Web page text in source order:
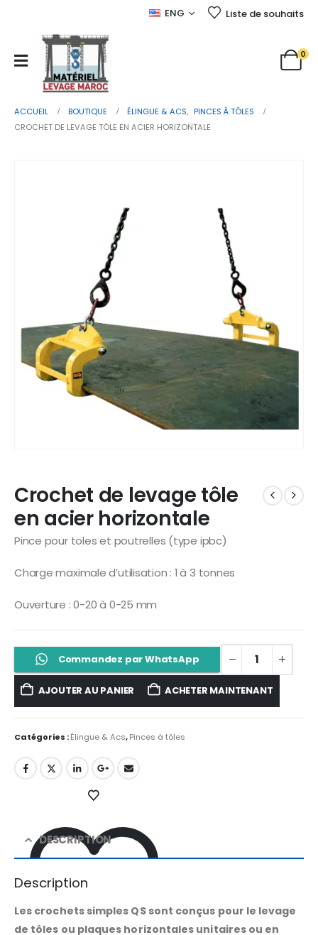
ENG Liste de souhaits
0
ACCUEIL BOUTIQUE ÉLINGUE & ACS, PINCES À TÔLES
CROCHET DE LEVAGE TÔLE EN ACIER HORIZONTALE
Crochet de levage tôle
en acier horizontale
Pince pour toles et poutrelles (type ipbc)
Charge maximale d’utilisation : 1 à 3 tonnes
Ouverture : 0-20 à 0-25 mm
Commandez par WhatsApp
AJOUTER AU PANIER ACHETER MAINTENANT
Catégories :Élingue & Acs,Pinces à tôles
DESCRIPTION
Description
Les crochets simples QS sont conçus pour le levage
de tôles ou plaques horizontales unitaires ou en